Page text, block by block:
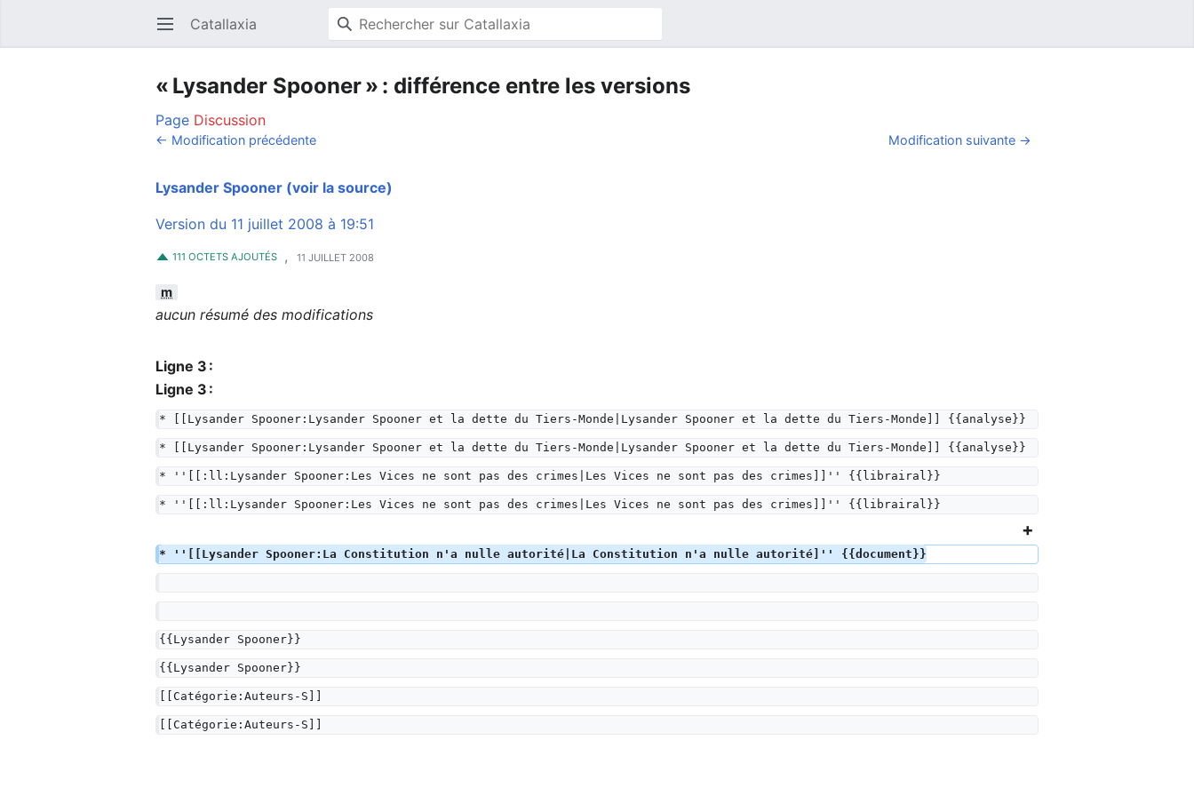
Ouvrir le menu principal Catallaxia
« Lysander Spooner » : différence entre les versions
Page Discussion
← Modification précédente Modification suivante →
Lysander Spooner (voir la source)
Version du 11 juillet 2008 à 19:51
111 OCTETS AJOUTÉS ,11 JUILLET 2008
m
aucun résumé des modifications
Ligne 3 :
Ligne 3 :
* [[Lysander Spooner:Lysander Spooner et la dette du Tiers-Monde|Lysander Spooner et la dette du Tiers-Monde]] {{analyse}}
* [[Lysander Spooner:Lysander Spooner et la dette du Tiers-Monde|Lysander Spooner et la dette du Tiers-Monde]] {{analyse}}
* ''[[:ll:Lysander Spooner:Les Vices ne sont pas des crimes|Les Vices ne sont pas des crimes]]'' {{librairal}}
* ''[[:ll:Lysander Spooner:Les Vices ne sont pas des crimes|Les Vices ne sont pas des crimes]]'' {{librairal}}
* ''[[Lysander Spooner:La Constitution n'a nulle autorité|La Constitution n'a nulle autorité]'' {{document}}
{{Lysander Spooner}}
{{Lysander Spooner}}
[[Catégorie:Auteurs-S]]
[[Catégorie:Auteurs-S]]